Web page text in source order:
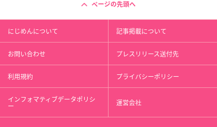
ララ・サタリン・デ
ビルーク
ページの先頭へ
にじめんについて 記事掲載について
お問い合わせ プレスリリース送付先
利用規約 プライバシーポリシー
インフォマティブデータポリシ
ー 運営会社